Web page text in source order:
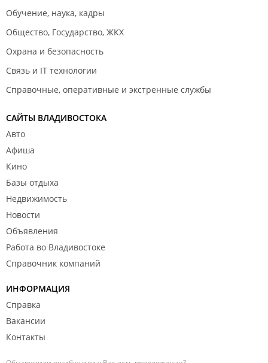
Обучение, наука, кадры
Общество, Государство, ЖКХ
Охрана и безопасность
Связь и IT технологии
Справочные, оперативные и экстренные службы
САЙТЫ ВЛАДИВОСТОКА
Авто
Афиша
Кино
Базы отдыха
Недвижимость
Новости
Объявления
Работа во Владивостоке
Справочник компаний
ИНФОРМАЦИЯ
Справка
Вакансии
Контакты